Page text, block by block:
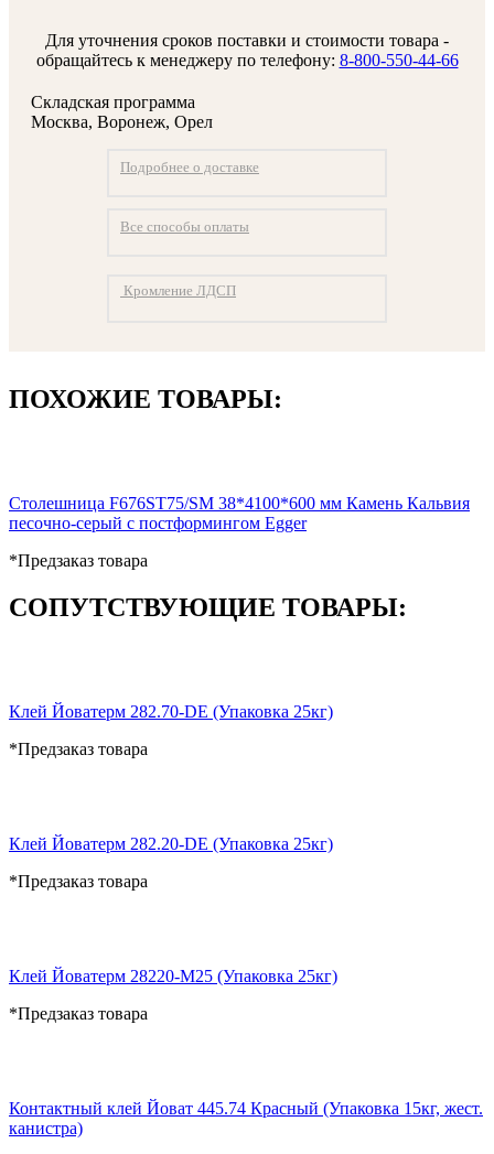
Для уточнения сроков поставки и стоимости товара -
обращайтесь к менеджеру по телефону: 8-800-550-44-66
Складская программа
Москва, Воронеж, Орел
Подробнее о доставке
Все способы оплаты
Кромление ЛДСП
ПОХОЖИЕ ТОВАРЫ:
Столешница F676ST75/SM 38*4100*600 мм Камень Кальвия
песочно-серый с постформингом Egger
*Предзаказ товара
СОПУТСТВУЮЩИЕ ТОВАРЫ:
Клей Йоватерм 282.70-DE (Упаковка 25кг)
*Предзаказ товара
Клей Йоватерм 282.20-DE (Упаковка 25кг)
*Предзаказ товара
Клей Йоватерм 28220-М25 (Упаковка 25кг)
*Предзаказ товара
Контактный клей Йоват 445.74 Красный (Упаковка 15кг, жест.
канистра)